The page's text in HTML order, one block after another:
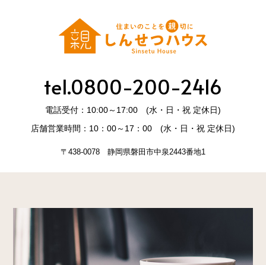
tel.0800-200-2416
電話受付：10:00～17:00 (水・日・祝 定休日)
店舗営業時間：10：00～17：00 (水・日・祝 定休日)
〒438-0078 静岡県磐田市中泉2443番地1